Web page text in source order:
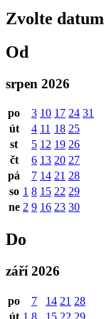
Zvolte datum
Od
srpen 2026
po 3 10 17 24 31
út
4 11 18 25
st
5 12 19 26
čt
6 13 20 27
pá
7 14 21 28
so 1 8 15 22 29
ne 2 9 16 23 30
Do
září 2026
po 7 14 21 28
út 1 8 15 22 29